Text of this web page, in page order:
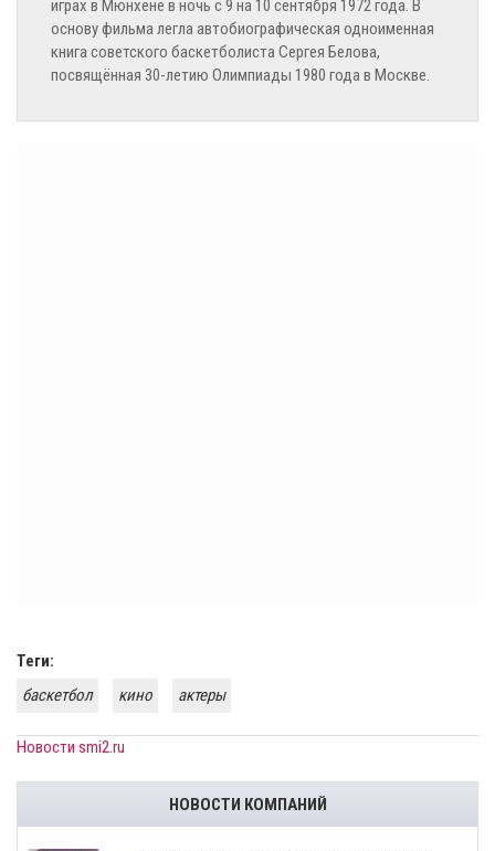
играх в Мюнхене в ночь с 9 на 10 сентября 1972 года. В
основу фильма легла автобиографическая одноименная
книга советского баскетболиста Сергея Белова,
посвящённая 30-летию Олимпиады 1980 года в Москве.
Теги:
баскетбол
кино актеры
Новости smi2.ru
НОВОСТИ КОМПАНИЙ